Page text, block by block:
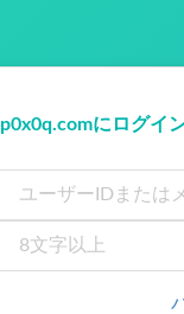
p0x0q.comにログイ